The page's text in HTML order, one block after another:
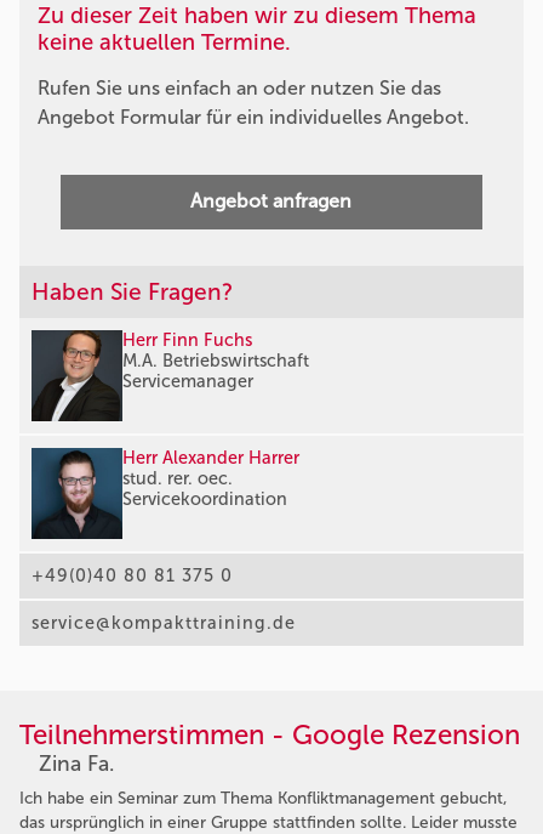
Zu dieser Zeit haben wir zu diesem Thema
keine aktuellen Termine.
Rufen Sie uns einfach an oder nutzen Sie das
Angebot Formular für ein individuelles Angebot.
Angebot anfragen
Haben Sie Fragen?
Herr Finn Fuchs
M.A. Betriebswirtschaft
Servicemanager
Herr Alexander Harrer
stud. rer. oec.
Servicekoordination
+49(0)40 80 81 375 0
service@kompakttraining.de
Teilnehmerstimmen - Google Rezension
Zina Fa.
Ich habe ein Seminar zum Thema Konfliktmanagement gebucht,
das ursprünglich in einer Gruppe stattfinden sollte. Leider musste